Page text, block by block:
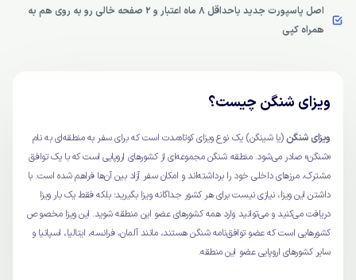
اصل پاسپورت جدید باحداقل ۸ ماه اعتبار و ۲ صفحه خالی رو به روی هم به
همراه کپی
ویزای شنگن چیست؟
ویزای شنگن(یا شینگن) یک نوع ویزای کوتاه‌مدت است که برای سفر به منطقه‌ای به نام
«شنگن» صادر می‌شود. منطقه شنگن مجموعه‌ای از کشورهای اروپایی است که با یک توافق
مشترک، مرزهای داخلی خود را برداشته‌اند و امکان سفر آزاد بین آن‌ها فراهم شده است. با
داشتن این ویزا، نیازی نیست برای هر کشور جداگانه ویزا بگیرید؛ بلکه فقط یک بار ویزا
دریافت می‌کنید و می‌توانید وارد همه کشورهای عضو این منطقه شوید. این ویزا مخصوص
کشورهایی است که عضو توافق‌نامه شنگن هستند، مانند آلمان، فرانسه، ایتالیا، اسپانیا و
سایر کشورهای اروپایی عضو این منطقه.